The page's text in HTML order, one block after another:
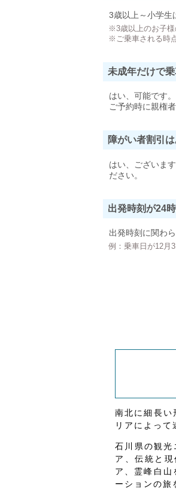
3歳以上～小学生
※3歳以上のお子様
※ご乗車される時
未成年だけで
はい、可能です。
ご予約時に親権
障がい者割引
はい、ございま
ださい。
出発時刻が24
出発時刻に関わ
例：乗車日が12月
南北に細長い
リアによって
石川県の観
ア、伝統と
ア、霊峰白
ーションの旅